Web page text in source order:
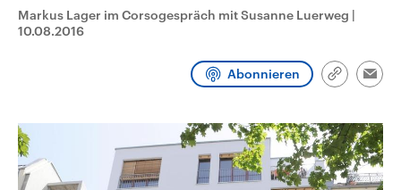
Umfragen, Prognosen,
Wahlprogramme, aktuelle Berichte
und Hintergründe zu den Parteien
Sendungen
Markus Lager im Corsogespräch mit Susanne Luerweg |
10.08.2016
Abonnieren
Link